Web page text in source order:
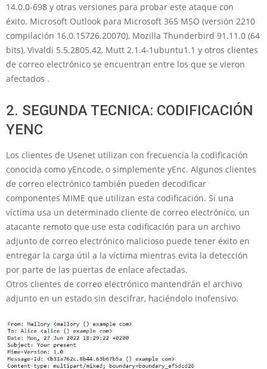
14.0.0-698 y otras versiones para probar este ataque con
éxito. Microsoft Outlook para Microsoft 365 MSO (versión 2210
compilación 16.0.15726.20070), Mozilla Thunderbird 91.11.0 (64
bits), Vivaldi 5.5.2805.42, Mutt 2.1.4-1ubuntu1.1 y otros clientes
de correo electrónico se encuentran entre los que se vieron
afectados .
2. SEGUNDA TECNICA: CODIFICACIÓN
YENC
Los clientes de Usenet utilizan con frecuencia la codificación
conocida como yEncode, o simplemente yEnc. Algunos clientes
de correo electrónico también pueden decodificar
componentes MIME que utilizan esta codificación. Si una
víctima usa un determinado cliente de correo electrónico, un
atacante remoto que use esta codificación para un archivo
adjunto de correo electrónico malicioso puede tener éxito en
entregar la carga útil a la víctima mientras evita la detección
por parte de las puertas de enlace afectadas.
Otros clientes de correo electrónico mantendrán el archivo
adjunto en un estado sin descifrar, haciéndolo inofensivo.